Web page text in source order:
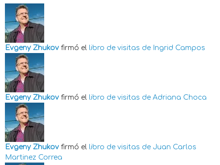
Evgeny Zhukov firmó el libro de visitas de Ingrid Campos
Evgeny Zhukov firmó el libro de visitas de Adriana Choca
Evgeny Zhukov firmó el libro de visitas de Juan Carlos
Martinez Correa